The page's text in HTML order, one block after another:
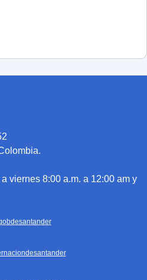
a viernes 8:00 a.m. a 12:00 am y